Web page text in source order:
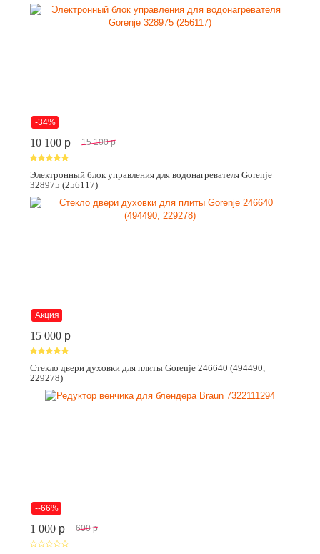
-34%
10 100 p 15 100 p
Электронный блок управления для водонагревателя Gorenje
328975 (256117)
Акция
15 000 p
Стекло двери духовки для плиты Gorenje 246640 (494490,
229278)
--66%
1 000 p 600 p